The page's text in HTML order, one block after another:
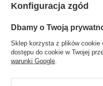
Konfiguracja zgód
Dbamy o Twoją
Sklep korzysta z plików cookie
dostępu do cookie w Twojej
warunki Google